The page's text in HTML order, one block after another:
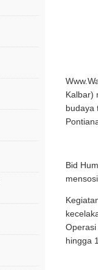
Kalbar)
budaya
Bid
hingga